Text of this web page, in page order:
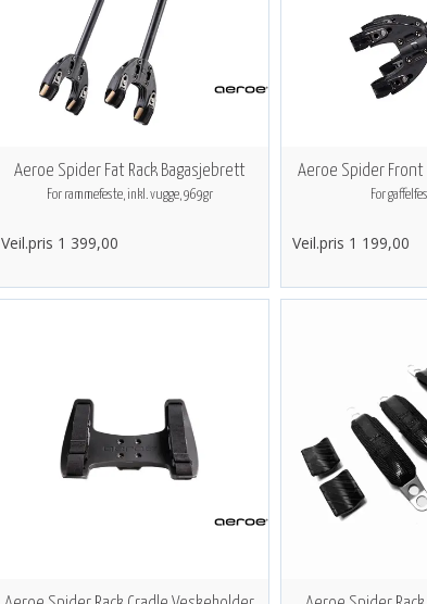
Aeroe Spider Fat Rack Bagasjebrett
For rammefeste, inkl. vugge, 969gr
Veil.pris 1 399,00
Aeroe Spider Front
For
Veil.pris 1 199,00